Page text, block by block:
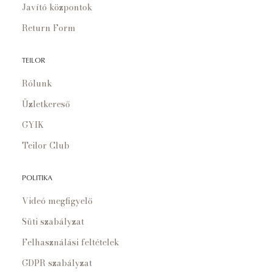
Javító központok
Return Form
TEILOR
Rólunk
Üzletkereső
GYIK
Teilor Club
POLITIKA
Videó megfigyelő
Süti szabályzat
Felhasználási feltételek
GDPR szabályzat